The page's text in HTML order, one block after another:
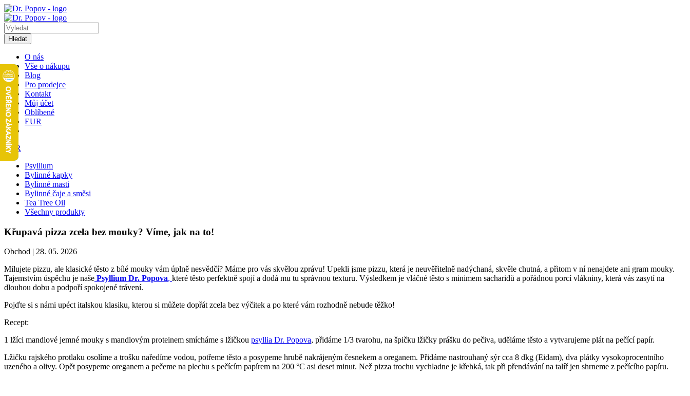
Hledat
O nás
Vše o nákupu
Blog
Pro prodejce
Kontakt
Můj účet
Oblíbené
EUR
EUR
Psyllium
Bylinné kapky
Bylinné masti
Bylinné čaje a směsi
Tea Tree Oil
Všechny produkty
Křupavá pizza zcela bez mouky? Víme, jak na to!
Obchod | 28. 05. 2026
Milujete pizzu, ale klasické těsto z bílé mouky vám úplně nesvědčí? Máme pro vás skvělou zprávu! Upekli jsme pizzu, která je neuvěřitelně nadýchaná, skvěle chutná, a přitom v ní nenajdete ani gram mouky.
Tajemstvím úspěchu je naše Psyllium Dr. Popova, které těsto perfektně spojí a dodá mu tu správnou texturu. Výsledkem je vláčné těsto s minimem sacharidů a pořádnou porcí vlákniny, která vás zasytí na
dlouhou dobu a podpoří spokojené trávení.
Pojďte si s námi upéct italskou klasiku, kterou si můžete dopřát zcela bez výčitek a po které vám rozhodně nebude těžko!
Recept:
1 lžíci mandlové jemné mouky s mandlovým proteinem smícháme s lžičkou psyllia Dr. Popova, přidáme 1/3 tvarohu, na špičku lžičky prášku do pečiva, uděláme těsto a vytvarujeme plát na pečící papír.
Lžičku rajského protlaku osolíme a trošku naředíme vodou, potřeme těsto a posypeme hrubě nakrájeným česnekem a oreganem. Přidáme nastrouhaný sýr cca 8 dkg (Eidam), dva plátky vysokoprocentního
uzeného a olivy. Opět posypeme oreganem a pečeme na plechu s pečícím papírem na 200 °C asi deset minut. Než pizza trochu vychladne je křehká, tak při přendávání na talíř jen shrneme z pečícího papíru.